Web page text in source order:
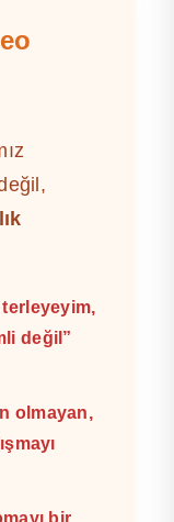
terleyeyim,
değil”
olmayan,
bir